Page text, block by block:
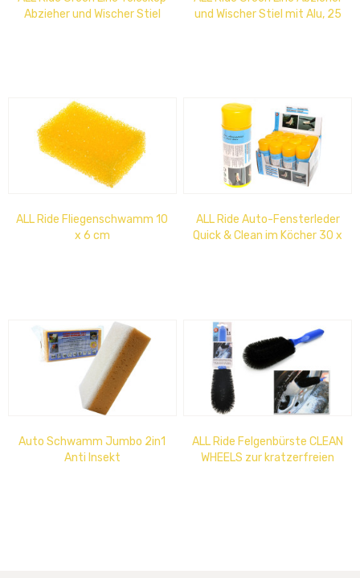
Abzieher und Wischer Stiel
und Wischer Stiel mit Alu, 25
ALL Ride Fliegenschwamm 10
x 6 cm
ALL Ride Auto-Fensterleder
Quick & Clean im Köcher 30 x
Auto Schwamm Jumbo 2in1
Anti Insekt
ALL Ride Felgenbürste CLEAN
WHEELS zur kratzerfreien